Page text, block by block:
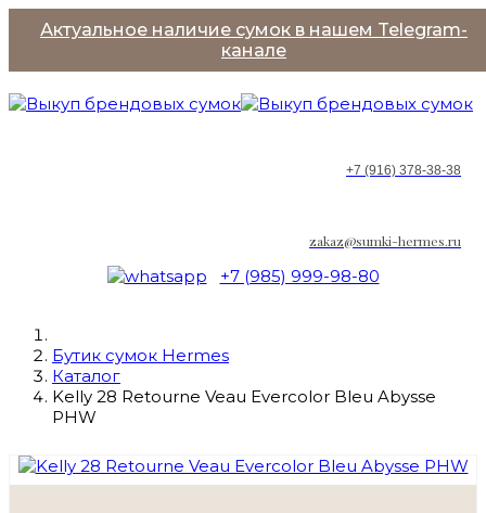
Актуальное наличие сумок в нашем Telegram-
канале
+7 (916) 378-38-38
zakaz@sumki-hermes.ru
+7 (985) 999-98-80
Бутик сумок Hermes
Каталог
Kelly 28 Retourne Veau Evercolor Bleu Abysse
PHW